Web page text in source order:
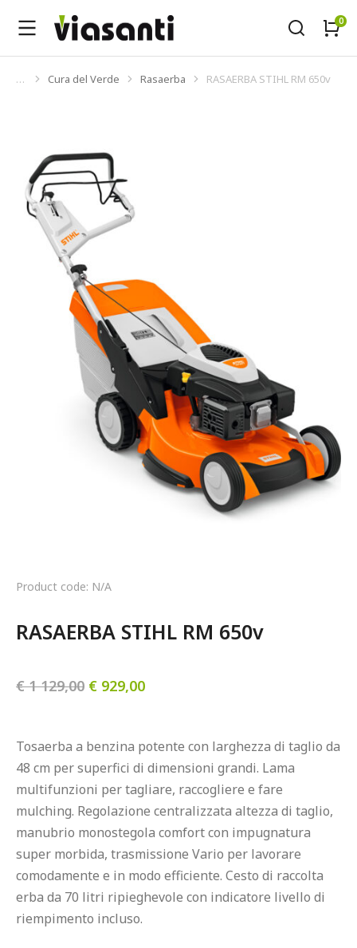
Tu sei qui:Cura del Verde Rasaerba RASAERBA STIHL RM 650v
Product code: N/A
RASAERBA STIHL RM 650v
€1 129,00 € 929,00
Tosaerba a benzina potente con larghezza di taglio da
48 cm per superfici di dimensioni grandi. Lama
multifunzioni per tagliare, raccogliere e fare
mulching. Regolazione centralizzata altezza di taglio,
manubrio monostegola comfort con impugnatura
super morbida, trasmissione Vario per lavorare
comodamente e in modo efficiente. Cesto di raccolta
erba da 70 litri ripieghevole con indicatore livello di
riempimento incluso.